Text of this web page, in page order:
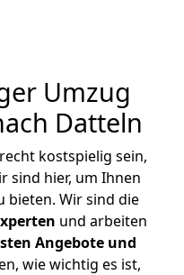
Umzug
Datteln
kostspielig sein,
sind hier, um Ihnen
bieten. Wir sind die
und arbeiten
Angebote und
wie wichtig es ist,